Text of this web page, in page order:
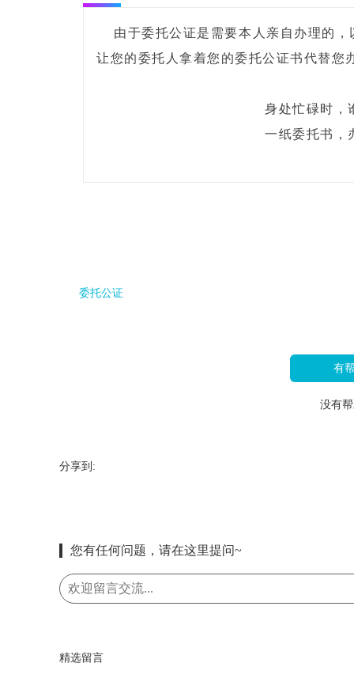
由于委托公证是需要本人亲自办理的，
让您的委托人拿着您的委托公证书代替您
身处忙碌时，
一纸委托书，
委托公证
有
没有
分享到:
您有任何问题，请在这里提问~
精选留言